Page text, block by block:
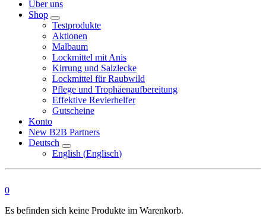
Über uns
Shop
Testprodukte
Aktionen
Malbaum
Lockmittel mit Anis
Kirrung und Salzlecke
Lockmittel für Raubwild
Pflege und Trophäenaufbereitung
Effektive Revierhelfer
Gutscheine
Konto
New B2B Partners
Deutsch
English (Englisch)
0
Es befinden sich keine Produkte im Warenkorb.